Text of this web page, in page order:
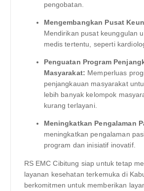
pengobatan.
Mengembangkan Pusat
Mendirikan pusat keunggulan
medis tertentu, seperti
Penguatan Program
Masyarakat: Memperluas
penjangkauan masyarakat
lebih banyak kelompok
kurang terlayani.
Meningkatkan Pengalaman
meningkatkan pengalaman
program dan inisiatif inovatif.
RS EMC Cibitung siap untuk tetap
layanan kesehatan terkemuka di
berkomitmen untuk memberikan